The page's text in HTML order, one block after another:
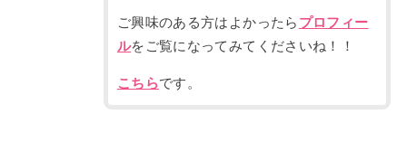
ご興味のある方はよかったら プロフィー
ルをご覧になってみてくださいね！！
こちらです。